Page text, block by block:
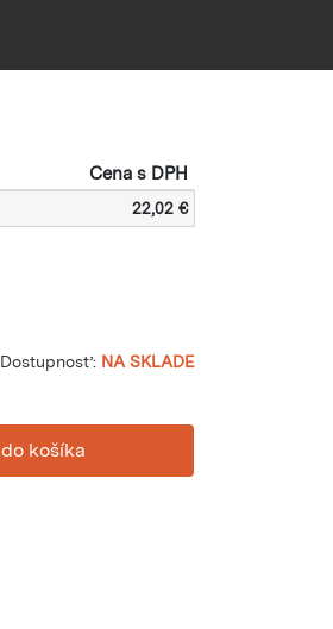
Cena s DPH
22,02 €
Dostupnosť: NA SKLADE